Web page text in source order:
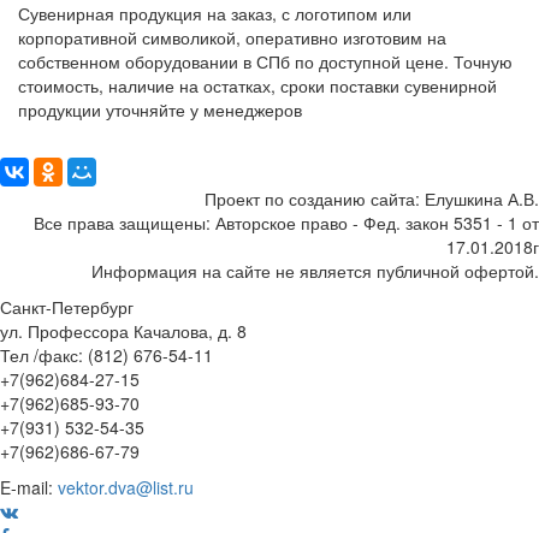
Сувенирная продукция на заказ, с логотипом или
корпоративной символикой, оперативно изготовим на
собственном оборудовании в СПб по доступной цене. Точную
стоимость, наличие на остатках, сроки поставки сувенирной
продукции уточняйте у менеджеров
Проект по созданию сайта: Елушкина А.В.
Все права защищены: Авторское право - Фед. закон 5351 - 1 от
17.01.2018г
Информация на сайте не является публичной офертой.
Санкт-Петербург
ул. Профессора Качалова, д. 8
Тел /факс: (812) 676-54-11
+7(962)684-27-15
+7(962)685-93-70
+7(931) 532-54-35
+7(962)686-67-79
E-mail: vektor.dva@list.ru